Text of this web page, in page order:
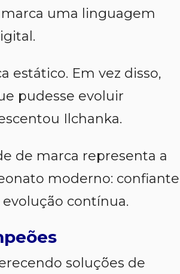
uma linguagem
estático. Em vez disso,
pudesse evoluir
Ilchanka.
de marca representa a
moderno:
contínua.
soluções de